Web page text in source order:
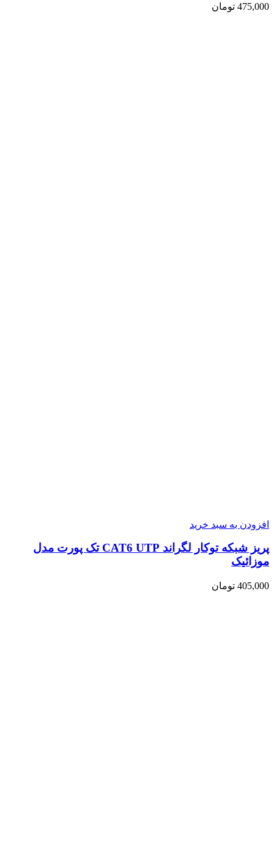
475,000 تومان
افزودن به سبد خرید
پریز شبکه توکار لگراند CAT6 UTP تک پورت مدل
موزائیک
405,000 تومان